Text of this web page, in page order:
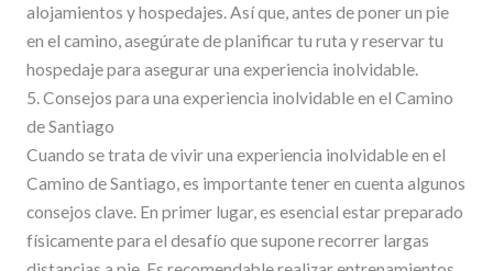
alojamientos y hospedajes. Así que, antes de poner un pie
en el camino, asegúrate de planificar tu ruta y reservar tu
hospedaje para asegurar una experiencia inolvidable.
5. Consejos para una experiencia inolvidable en el Camino
de Santiago
Cuando se trata de vivir una experiencia inolvidable en el
Camino de Santiago, es importante tener en cuenta algunos
consejos clave. En primer lugar, es esencial estar preparado
físicamente para el desafío que supone recorrer largas